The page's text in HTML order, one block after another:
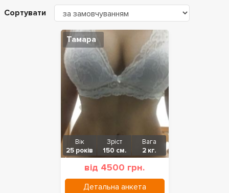
Сортувати
Тамара
Вік
25 років
Зріст
150 см.
Вага
2 кг.
від 4500 грн.
Детальна анкета